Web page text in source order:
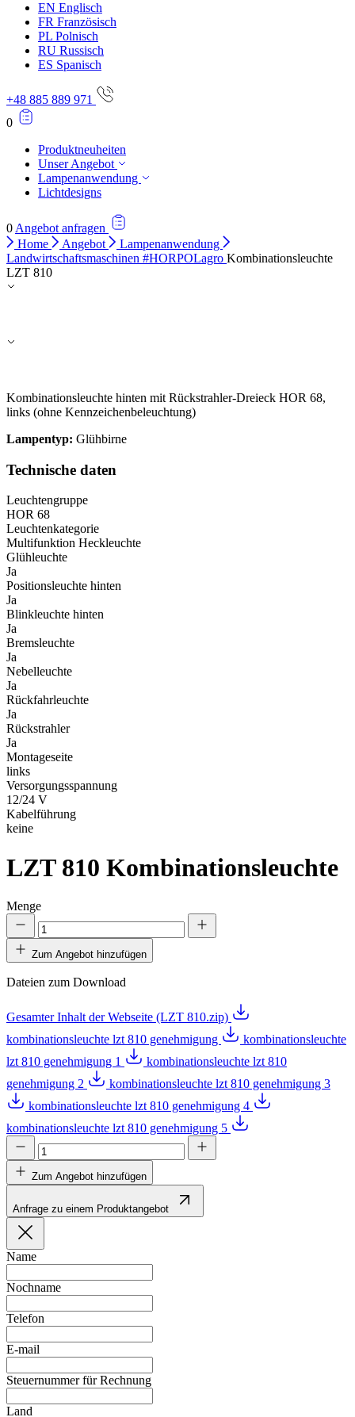
EN Englisch
FR Französisch
PL Polnisch
RU Russisch
ES Spanisch
+48 885 889 971
0
Produktneuheiten
Unser Angebot
Lampenanwendung
Lichtdesigns
0 Angebot anfragen
Home
Angebot
Lampenanwendung
Landwirtschaftsmaschinen #HORPOLagro Kombinationsleuchte
LZT 810
Kombinationsleuchte hinten mit Rückstrahler-Dreieck HOR 68,
links (ohne Kennzeichenbeleuchtung)
Lampentyp: Glühbirne
Technische daten
Leuchtengruppe
HOR 68
Leuchtenkategorie
Multifunktion Heckleuchte
Glühleuchte
Ja
Positionsleuchte hinten
Ja
Blinkleuchte hinten
Ja
Bremsleuchte
Ja
Nebelleuchte
Ja
Rückfahrleuchte
Ja
Rückstrahler
Ja
Montageseite
links
Versorgungsspannung
12/24 V
Kabelführung
keine
LZT 810 Kombinationsleuchte
Menge
Zum Angebot hinzufügen
Dateien zum Download
Gesamter Inhalt der Webseite (LZT 810.zip)
kombinationsleuchte lzt 810 genehmigung
kombinationsleuchte
lzt 810 genehmigung 1
kombinationsleuchte lzt 810
genehmigung 2
kombinationsleuchte lzt 810 genehmigung 3
kombinationsleuchte lzt 810 genehmigung 4
kombinationsleuchte lzt 810 genehmigung 5
Zum Angebot hinzufügen
Anfrage zu einem Produktangebot
Name
Nochname
Telefon
E-mail
Steuernummer für Rechnung
Land